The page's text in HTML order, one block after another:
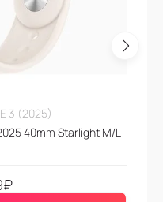
3 (2025)
40mm Starlight M/L
₽